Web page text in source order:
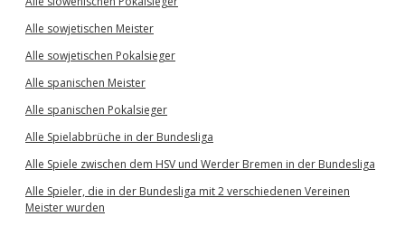
Alle sowjetischen Meister
Alle sowjetischen Pokalsieger
Alle spanischen Meister
Alle spanischen Pokalsieger
Alle Spielabbrüche in der Bundesliga
Alle Spiele zwischen dem HSV und Werder Bremen in der Bundesliga
Alle Spieler, die in der Bundesliga mit 2 verschiedenen Vereinen
Meister wurden